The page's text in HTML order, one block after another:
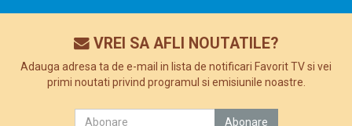
VREI SA AFLI NOUTATILE?
Adauga adresa ta de e-mail in lista de notificari Favorit TV si vei
primi noutati privind programul si emisiunile noastre.